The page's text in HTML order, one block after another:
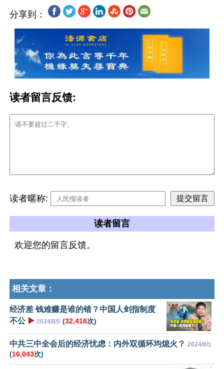
分享到：
读者留言反馈:
读者暱称:
读者留言
欢迎您的留言反馈。
相关文章：
经济差 钱难赚是谁的错？中国人剑指制度
不公 ▶️ 2024/8/5 (32,418次)
中共三中全会后的经济忧虑：内外双循环均熄火？ 2024/8/1
(16,043次)